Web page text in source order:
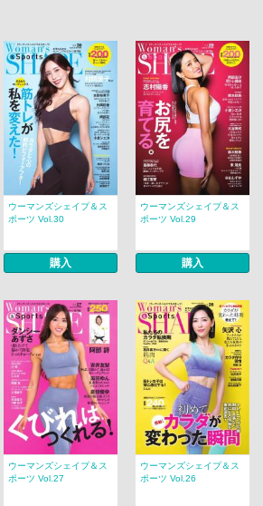
ウーマンズシェイプ＆ス
ポーツ Vol.30
購入
ウーマンズシェイプ＆ス
ポーツ Vol.29
購入
ウーマンズシェイプ＆ス
ポーツ Vol.27
ウーマンズシェイプ＆ス
ポーツ Vol.26